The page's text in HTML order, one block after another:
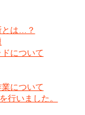
とは…？
について
について
行いました。